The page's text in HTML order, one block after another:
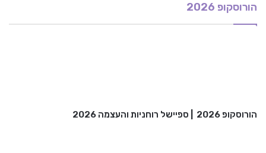
הורוסקופ 2026
הורוסקופ 2026 ספיישל רוחניות והעצמה 2026